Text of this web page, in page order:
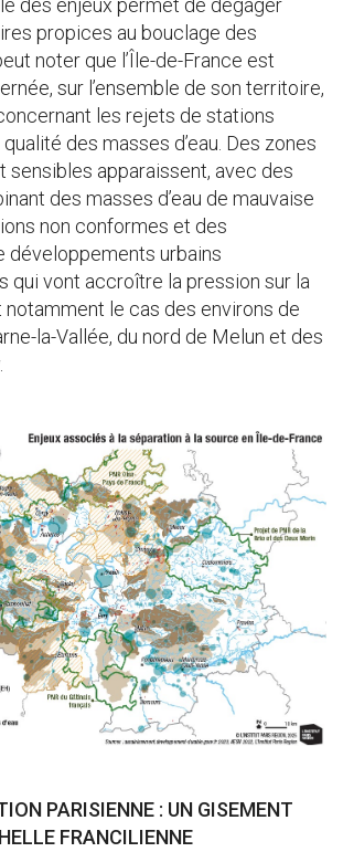
des enjeux permet de dégager
propices au bouclage des
noter que l’Île-de-France est
sur l’ensemble de son territoire,
les rejets de stations
qualité des masses d’eau. Des zones
sensibles apparaissent, avec des
des masses d’eau de mauvaise
non conformes et des
développements urbains
qui vont accroître la pression sur la
notamment le cas des environs de
la-Vallée, du nord de Melun et des
PARISIENNE : UN GISEMENT
FRANCILIENNE